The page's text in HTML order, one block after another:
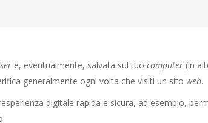
e, eventualmente, salvata sul tuo computer (in
generalmente ogni volta che visiti un sito web.
digitale rapida e sicura, ad esempio,